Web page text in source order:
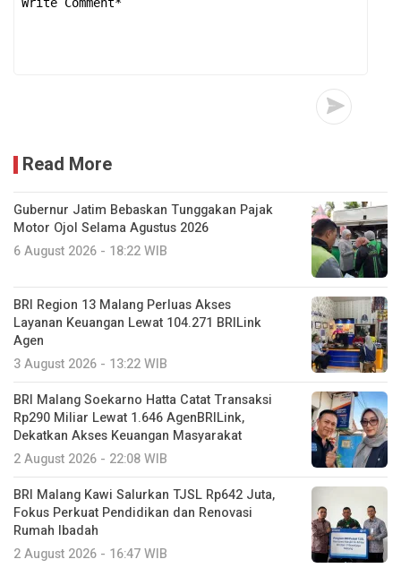
Read More
Gubernur Jatim Bebaskan Tunggakan Pajak
Motor Ojol Selama Agustus 2026
6 August 2026 - 18:22 WIB
BRI Region 13 Malang Perluas Akses
Layanan Keuangan Lewat 104.271 BRILink
Agen
3 August 2026 - 13:22 WIB
BRI Malang Soekarno Hatta Catat Transaksi
Rp290 Miliar Lewat 1.646 AgenBRILink,
Dekatkan Akses Keuangan Masyarakat
2 August 2026 - 22:08 WIB
BRI Malang Kawi Salurkan TJSL Rp642 Juta,
Fokus Perkuat Pendidikan dan Renovasi
Rumah Ibadah
2 August 2026 - 16:47 WIB